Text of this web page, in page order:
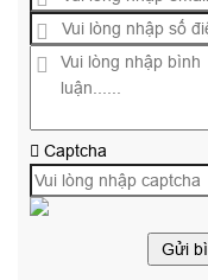
Captcha
Gửi